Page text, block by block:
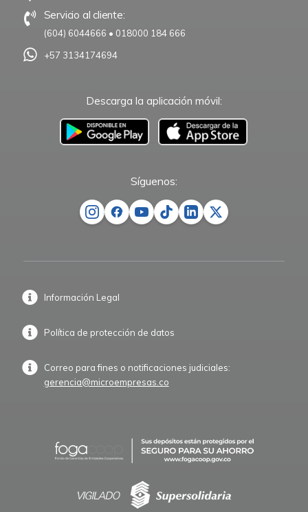
Servicio al cliente:
(604) 6044666 • 018000 184 666
+57 3134174694
Descarga la aplicación móvil:
–
Síguenos:
Información Legal
Política de protección de datos
Correo para fines o notificaciones judiciales:
gerencia@microempresas.co